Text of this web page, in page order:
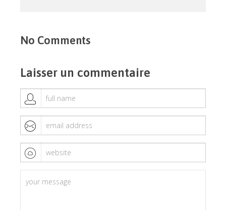
No Comments
Laisser un commentaire